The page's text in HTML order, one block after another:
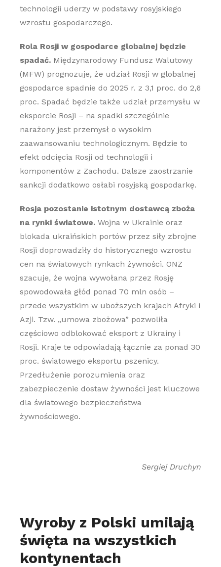
technologii uderzy w podstawy rosyjskiego
wzrostu gospodarczego.
Rola Rosji w gospodarce globalnej będzie
spadać.Międzynarodowy Fundusz Walutowy
(MFW) prognozuje, że udział Rosji w globalnej
gospodarce spadnie do 2025 r. z 3,1 proc. do 2,6
proc. Spadać będzie także udział przemysłu w
eksporcie Rosji – na spadki szczególnie
narażony jest przemysł o wysokim
zaawansowaniu technologicznym. Będzie to
efekt odcięcia Rosji od technologii i
komponentów z Zachodu. Dalsze zaostrzanie
sankcji dodatkowo osłabi rosyjską gospodarkę.
Rosja pozostanie istotnym dostawcą zboża
na rynki światowe.Wojna w Ukrainie oraz
blokada ukraińskich portów przez siły zbrojne
Rosji doprowadziły do historycznego wzrostu
cen na światowych rynkach żywności. ONZ
szacuje, że wojna wywołana przez Rosję
spowodowała głód ponad 70 mln osób –
przede wszystkim w uboższych krajach Afryki i
Azji. Tzw. „umowa zbożowa” pozwoliła
częściowo odblokować eksport z Ukrainy i
Rosji. Kraje te odpowiadają łącznie za ponad 30
proc. światowego eksportu pszenicy.
Przedłużenie porozumienia oraz
zabezpieczenie dostaw żywności jest kluczowe
dla światowego bezpieczeństwa
żywnościowego.
Sergiej Druchyn
Wyroby z Polski umilają
święta na wszystkich
kontynentach